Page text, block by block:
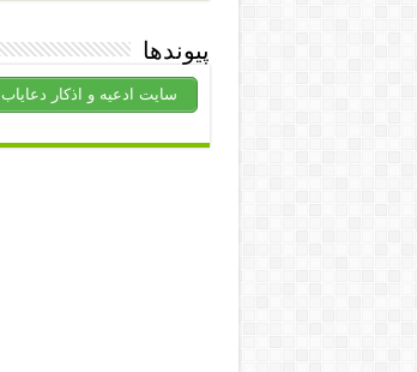
پیوندها
سایت ادعیه و اذکار دعایاب